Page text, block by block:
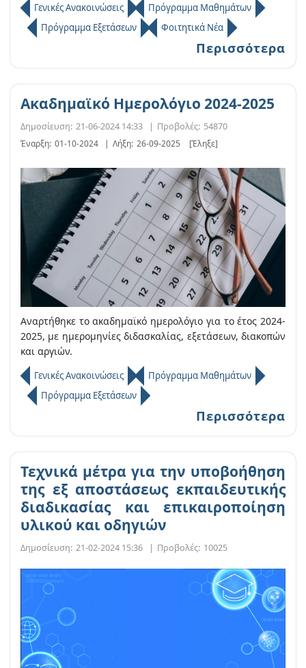
Γενικές Ανακοινώσεις
Πρόγραμμα Μαθημάτων
Πρόγραμμα Εξετάσεων
Φοιτητικά Νέα
Περισσότερα
Ακαδημαϊκό Ημερολόγιο 2024-2025
Δημοσίευση: 21-06-2024 14:33 | Προβολές: 54870
Έναρξη: 01-10-2024 | Λήξη: 26-09-2025 [Έληξε]
Αναρτήθηκε το ακαδημαϊκό ημερολόγιο για το έτος 2024-
2025, με ημερομηνίες διδασκαλίας, εξετάσεων, διακοπών
και αργιών.
Γενικές Ανακοινώσεις
Πρόγραμμα Μαθημάτων
Πρόγραμμα Εξετάσεων
Περισσότερα
Τεχνικά μέτρα για την υποβοήθηση
της εξ αποστάσεως εκπαιδευτικής
διαδικασίας και επικαιροποίηση
υλικού και οδηγιών
Δημοσίευση: 21-02-2024 15:36 | Προβολές: 10025